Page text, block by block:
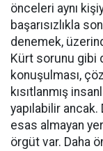
önceleri aynı
başarısızlıkla
denemek,
Kürt sorunu gibi
konuşulması,
kısıtlanmış
yapılabilir ancak.
esas almayan
örgüt var. Daha